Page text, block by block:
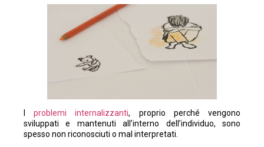
Iproblemi internalizzanti, proprio perché vengono
sviluppati e mantenuti all’interno dell’individuo, sono
spesso non riconosciuti o mal interpretati.